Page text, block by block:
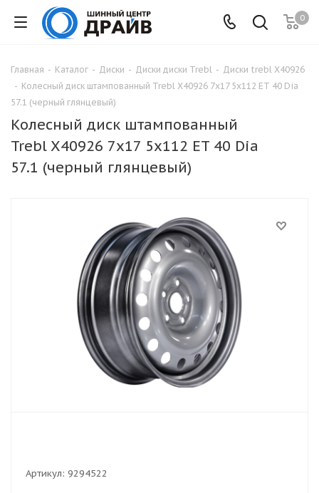
0
Главная - Каталог - Диски - Диски диски Trebl - Диски trebl X40926
- Колесный диск штампованный Trebl X40926 7x17 5x112 ET 40 Dia
57.1 (черный глянцевый)
Колесный диск штампованный
Trebl X40926 7x17 5x112 ET 40 Dia
57.1 (черный глянцевый)
Артикул: 9294522